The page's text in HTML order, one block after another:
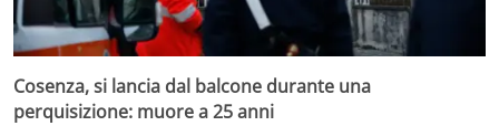
Cosenza, si lancia dal balcone durante una
perquisizione: muore a 25 anni